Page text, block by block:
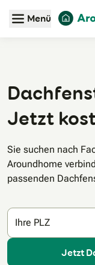
Menü
Jetzt
Sie suchen nach
Aroundhome
passenden
Ihre PLZ
Jetzt